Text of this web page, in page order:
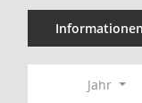
Informationen
Jahr